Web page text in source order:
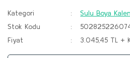
Kategori
Sulu Boya
Stok Kodu
Fiyat
3.045,45 TL +